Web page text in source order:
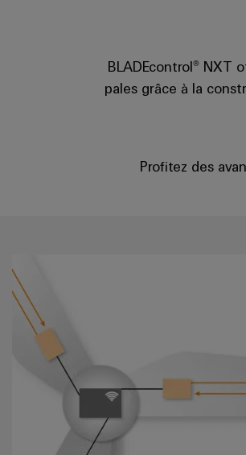
BLADEcontrol® NXT
pales grâce à la
Profitez des